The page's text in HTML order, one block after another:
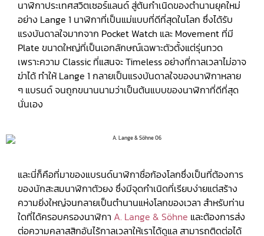
นาฬิกาประเทศสวิตเซอร์แลนด์ สู่ต้นกำเนิดของตำนานยุคใหม่
อย่าง Lange 1 นาฬิกาที่เป็นแม่แบบที่ดีที่สุดในโลก ซึ่งได้รับ
แรงบันดาลใจมากจาก Pocket Watch และ Movement ที่มี
Plate ขนาดใหญ่ที่เป็นเอกลักษณ์เฉพาะตัวตั้งแต่รุ่นทวด
เพราะความ Classic ที่แสนจะ Timeless อย่างที่กาลเวลาไม่อาจ
ฆ่าได้ ทำให้ Lange 1 กลายเป็นแรงบันดาลใจของนาฬิกาหลาย
ๆ แบรนด์ จนถูกขนานนามว่าเป็นต้นแบบของนาฬิกาที่ดีที่สุด
นั่นเอง
และนี่ก็คือที่มาของแบรนด์นาฬิกาชื่อก้องโลกซึ่งเป็นที่ต้องการ
ของนักสะสมนาฬิกาตัวยง ซึ่งมีจุดกำเนิดที่เรียบง่ายแต่สร้าง
ความยิ่งใหญ่จนกลายเป็นตำนานแห่งโลกของเวลา สำหรับท่าน
ใดที่ได้ครอบครองนาฬิกา A. Lange & Söhne และต้องการส่ง
ต่อความคลาสสิกอันไร้กาลเวลาให้เราได้ดูแล สามารถติดต่อได้